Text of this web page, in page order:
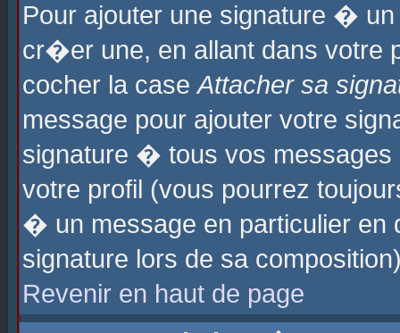
Pour ajouter une signature �
cr�er une, en allant dans
cocher la caseAttacher sa
message pour ajouter votre
signature � tous vos
votre profil (vous pourrez
� un message en particulier
signature lors de sa
Revenir en haut de page